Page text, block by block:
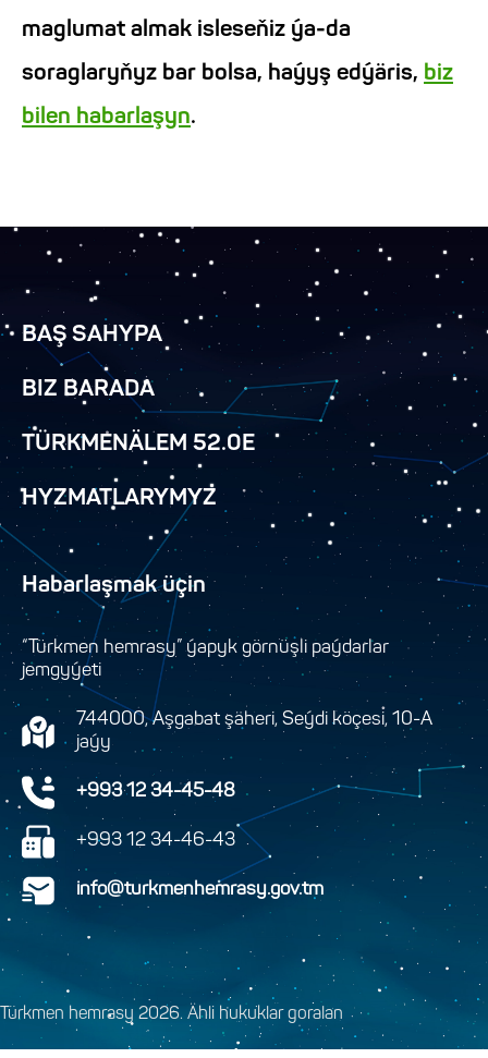
maglumat almak isleseňiz ýa-da
soraglaryňyz bar bolsa, haýyş edýäris, biz
bilen habarlaşyn.
BAŞ SAHYPA
BIZ BARADA
TÜRKMENÄLEM 52.0E
HYZMATLARYMYZ
Habarlaşmak üçin
“Türkmen hemrasy” ýapyk görnüşli paýdarlar
jemgyýeti
744000, Aşgabat şäheri, Seýdi köçesi, 10-A
jaýy
+993 12 34-45-48
+993 12 34-46-43
info@turkmenhemrasy.gov.tm
Türkmen hemrasy 2026. Ähli hukuklar goralan